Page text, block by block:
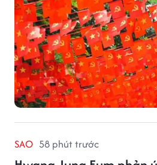
SAO 58 phút trước